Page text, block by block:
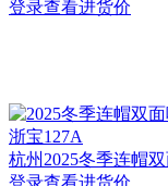
登录查看进货价
杭州 2025冬季连帽